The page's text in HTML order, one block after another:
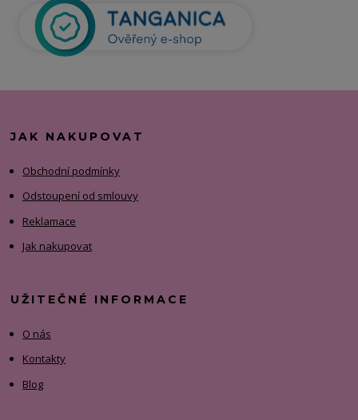
JAK NAKUPOVAT
Obchodní podmínky
Odstoupení od smlouvy
Reklamace
Jak nakupovat
UŽITEČNÉ INFORMACE
O nás
Kontakty
Blog